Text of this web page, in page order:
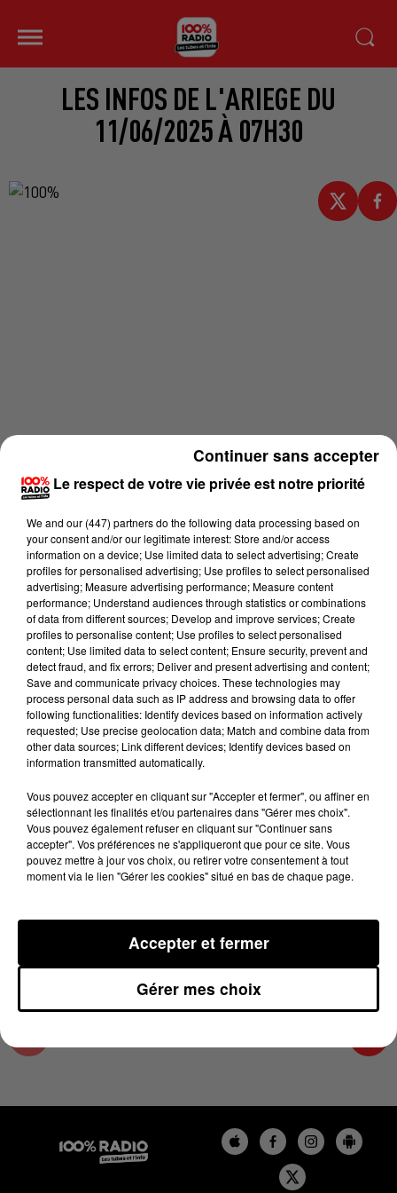
LES INFOS DE L'ARIEGE DU
11/06/2025 À 07H30
Lecture (4 min 18 sec)
100%
100% Radio les infos de l'Ariege
11 juin 2025 - 4 min 18 sec
LES INFOS DE L'ARIEGE DU 11/06/2025 À
07H30
Podcasts infos de l'Ariège
Le respect de votre vie privée est notre priorité
We and our (447) partnersdo the following data processing based on
your consent and/or our legitimate interest: Store and/or access
information on a device; Use limited data to select advertising; Create
profiles for personalised advertising; Use profiles to select personalised
advertising; Measure advertising performance; Measure content
performance; Understand audiences through statistics or combinations
of data from different sources; Develop and improve services; Create
profiles to personalise content; Use profiles to select personalised
content; Use limited data to select content; Ensure security, prevent and
detect fraud, and fix errors; Deliver and present advertising and content;
Save and communicate privacy choices. These technologies may
process personal data such as IP address and browsing data to offer
following functionalities: Identify devices based on information actively
requested; Use precise geolocation data; Match and combine data from
other data sources; Link different devices; Identify devices based on
information transmitted automatically.
Vous pouvez accepter en cliquant sur "Accepter et fermer", ou affiner en
sélectionnant les finalités et/ou partenaires dans "Gérer mes choix".
Vous pouvez également refuser en cliquant sur "Continuer sans
accepter". Vos préférences ne s'appliqueront que pour ce site. Vous
pouvez mettre à jour vos choix, ou retirer votre consentement à tout
moment via le lien "Gérer les cookies" situé en bas de chaque page.
Gérer mes choix
Accepter et fermer
Continuer sans accepter